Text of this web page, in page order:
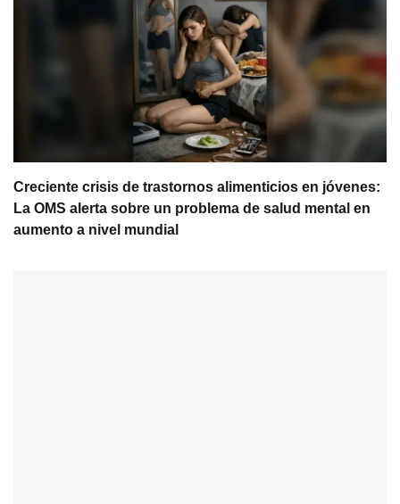
Creciente crisis de trastornos alimenticios en jóvenes:
La OMS alerta sobre un problema de salud mental en
aumento a nivel mundial